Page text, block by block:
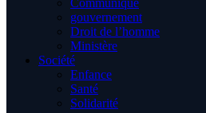
Communiqué
gouvernement
Droit de l’homme
Ministère
Société
Enfance
Santé
Solidarité